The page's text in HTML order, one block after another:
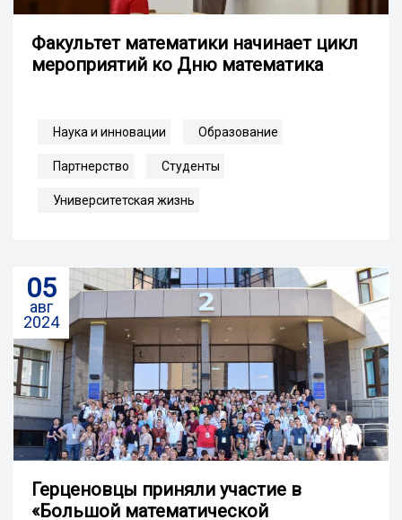
Факультет математики начинает цикл
мероприятий ко Дню математика
Наука и инновации Образование
Партнерство Студенты
Университетская жизнь
05
авг
2024
Герценовцы приняли участие в
«Большой математической